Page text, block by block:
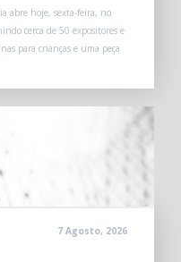
abre hoje, sexta-feira, no
cerca de 50 expositores e
para crianças e uma peça
7 Agosto, 2026